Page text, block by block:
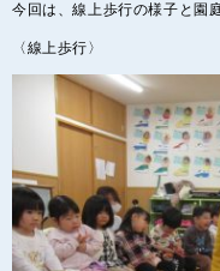
今回は、線上歩行の様子と園
〈線上歩行〉